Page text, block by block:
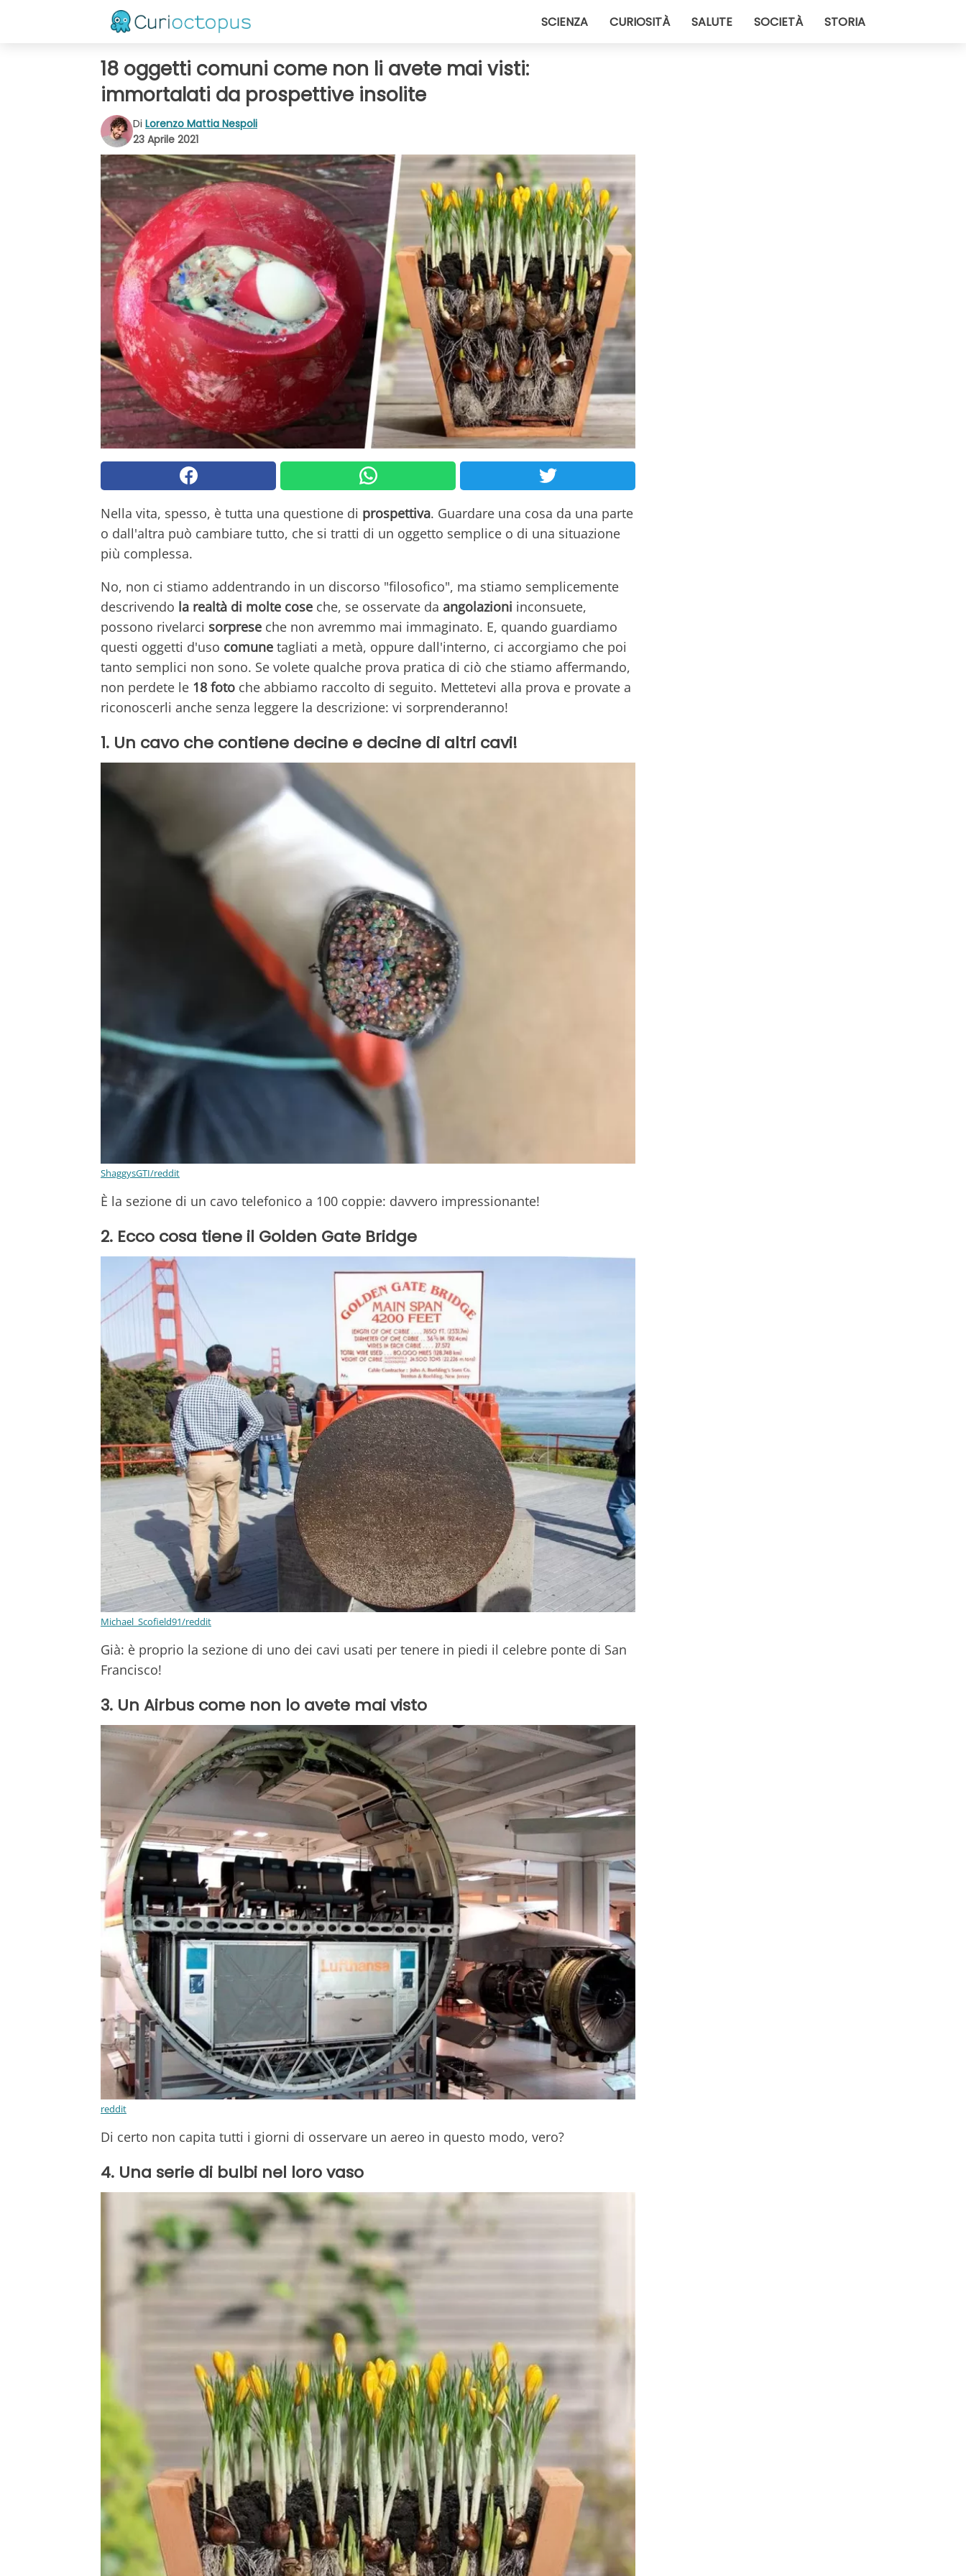
SCIENZA CURIOSITÀ SALUTE SOCIETÀ STORIA
18 oggetti comuni come non li avete mai visti:
immortalati da prospettive insolite
Di Lorenzo Mattia Nespoli
23 Aprile 2021
Nella vita, spesso, è tutta una questione di prospettiva. Guardare una cosa da una parte
o dall'altra può cambiare tutto, che si tratti di un oggetto semplice o di una situazione
più complessa.
No, non ci stiamo addentrando in un discorso "filosofico", ma stiamo semplicemente
descrivendo la realtà di molte cose che, se osservate da angolazioni inconsuete,
possono rivelarci sorprese che non avremmo mai immaginato. E, quando guardiamo
questi oggetti d'uso comune tagliati a metà, oppure dall'interno, ci accorgiamo che poi
tanto semplici non sono. Se volete qualche prova pratica di ciò che stiamo affermando,
non perdete le 18 foto che abbiamo raccolto di seguito. Mettetevi alla prova e provate a
riconoscerli anche senza leggere la descrizione: vi sorprenderanno!
1. Un cavo che contiene decine e decine di altri cavi!
ShaggysGTI/reddit
È la sezione di un cavo telefonico a 100 coppie: davvero impressionante!
2. Ecco cosa tiene il Golden Gate Bridge
Michael_Scofield91/reddit
Già: è proprio la sezione di uno dei cavi usati per tenere in piedi il celebre ponte di San
Francisco!
3. Un Airbus come non lo avete mai visto
reddit
Di certo non capita tutti i giorni di osservare un aereo in questo modo, vero?
4. Una serie di bulbi nel loro vaso